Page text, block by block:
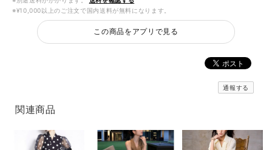
※¥10,000以上のご注文で国内送料が無料になります。
この商品をアプリで見る
通報する
関連商品